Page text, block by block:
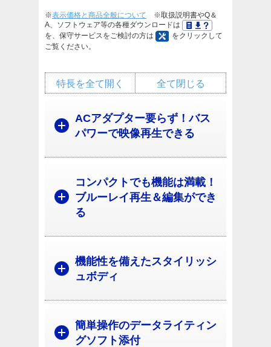
※表示価格と商品全般について ※取扱説明書やQ＆
A、ソフトウェア等の各種ダウンロードは
を、保守サービスをご検討の方は
をクリックして
ご覧ください。
全て閉じる
特長を全て開く
ACアダプター要らず！バス
パワーで映像再生できる
コンパクトでも機能は満載！
ブルーレイ再生＆編集ができ
る
機能性を備えたスタイリッシ
ュボディ
簡単操作のデータライティン
グソフト添付